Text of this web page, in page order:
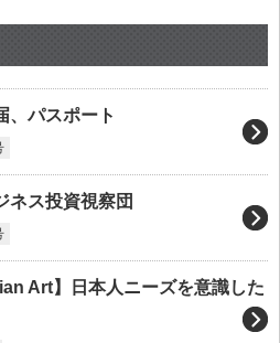
、パスポート
ネス投資視察団
Art】日本人ニーズを意識した